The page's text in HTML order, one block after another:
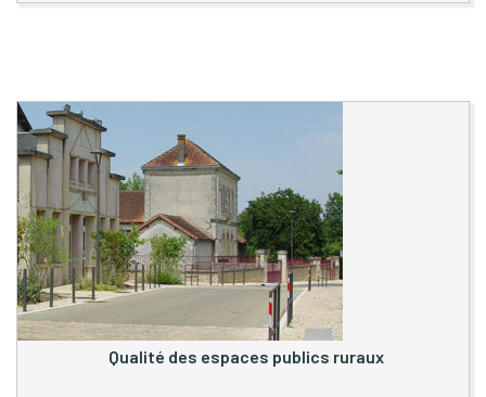
Qualité des espaces publics ruraux